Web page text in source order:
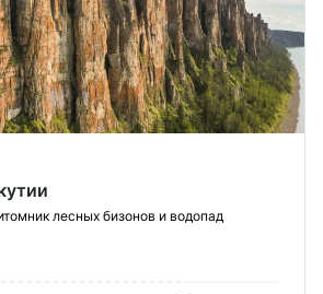
лесных бизонов и водопад